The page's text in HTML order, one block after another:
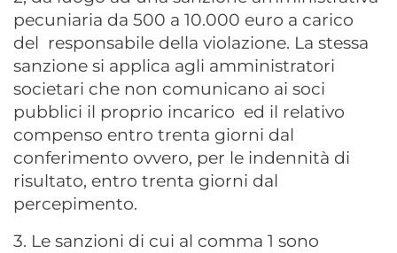
pecuniaria da 500 a 10.000 euro a carico
del responsabile della violazione. La stessa
sanzione si applica agli amministratori
societari che non comunicano ai soci
pubblici il proprio incarico ed il relativo
compenso entro trenta giorni dal
conferimento ovvero, per le indennità di
risultato, entro trenta giorni dal
percepimento.
3. Le sanzioni di cui al comma 1 sono